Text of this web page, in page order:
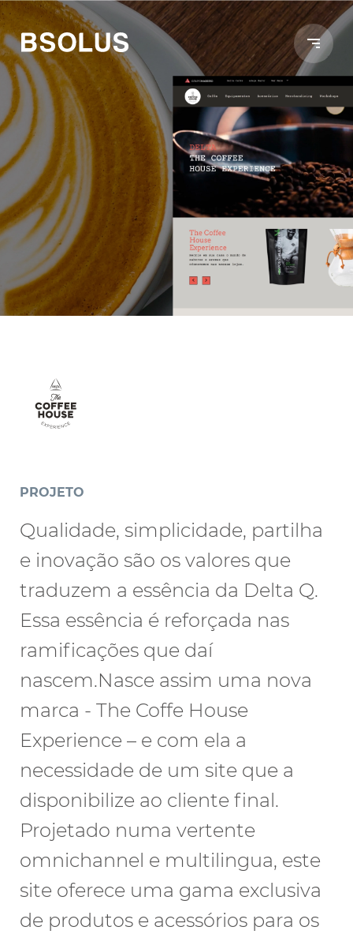
PROJETO
Qualidade, simplicidade, partilha
e inovação são os valores que
traduzem a essência da Delta Q.
Essa essência é reforçada nas
ramificações que daí
nascem.Nasce assim uma nova
marca - The Coffe House
Experience – e com ela a
necessidade de um site que a
disponibilize ao cliente final.
Projetado numa vertente
omnichannel e multilingua, este
site oferece uma gama exclusiva
de produtos e acessórios para os